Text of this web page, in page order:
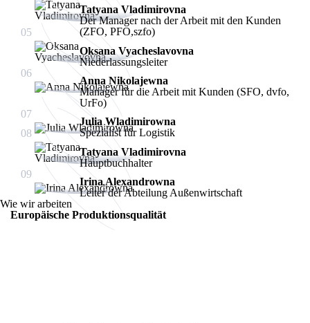
Tatyana Vladimirovna
Der Manager nach der Arbeit mit den Kunden
(ZFO, PFO,szfo)
05
Oksana Vyacheslavovna
Niederlassungsleiter
06
Anna Nikolajewna
Manager für die Arbeit mit Kunden (SFO, dvfo,
UrFo)
07
Julia Wladimirowna
Spezialist für Logistik
08
Tatyana Vladimirovna
Hauptbuchhalter
09
Irina Alexandrowna
Leiter der Abteilung Außenwirtschaft
Wie wir arbeiten
Europäische Produktionsqualität